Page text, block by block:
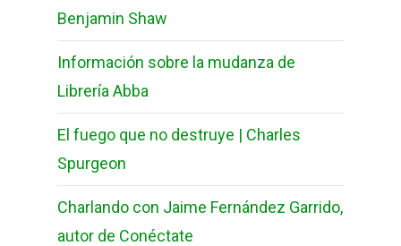
Benjamin Shaw
Información sobre la mudanza de
Librería Abba
El fuego que no destruye | Charles
Spurgeon
Charlando con Jaime Fernández Garrido,
autor de Conéctate